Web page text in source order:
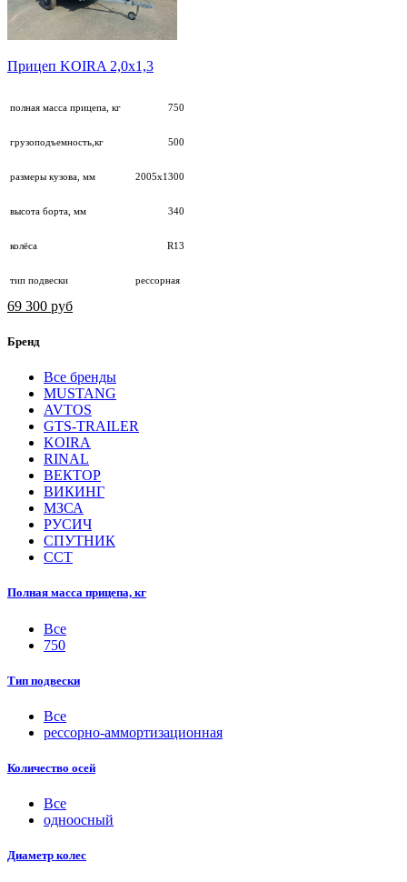
Прицеп KOIRA 2,0х1,3
полная масса прицепа, кг 750
грузоподъемность,кг 500
размеры кузова, мм 2005х1300
высота борта, мм 340
колёса R13
тип подвески рессорная
69 300 руб
Бренд
Все бренды
MUSTANG
AVTOS
GTS-TRAILER
KOIRA
RINAL
ВЕКТОР
ВИКИНГ
МЗСА
РУСИЧ
СПУТНИК
ССТ
Полная масса прицепа, кг
Все
750
Тип подвески
Все
рессорно-аммортизационная
Количество осей
Все
одноосный
Диаметр колес